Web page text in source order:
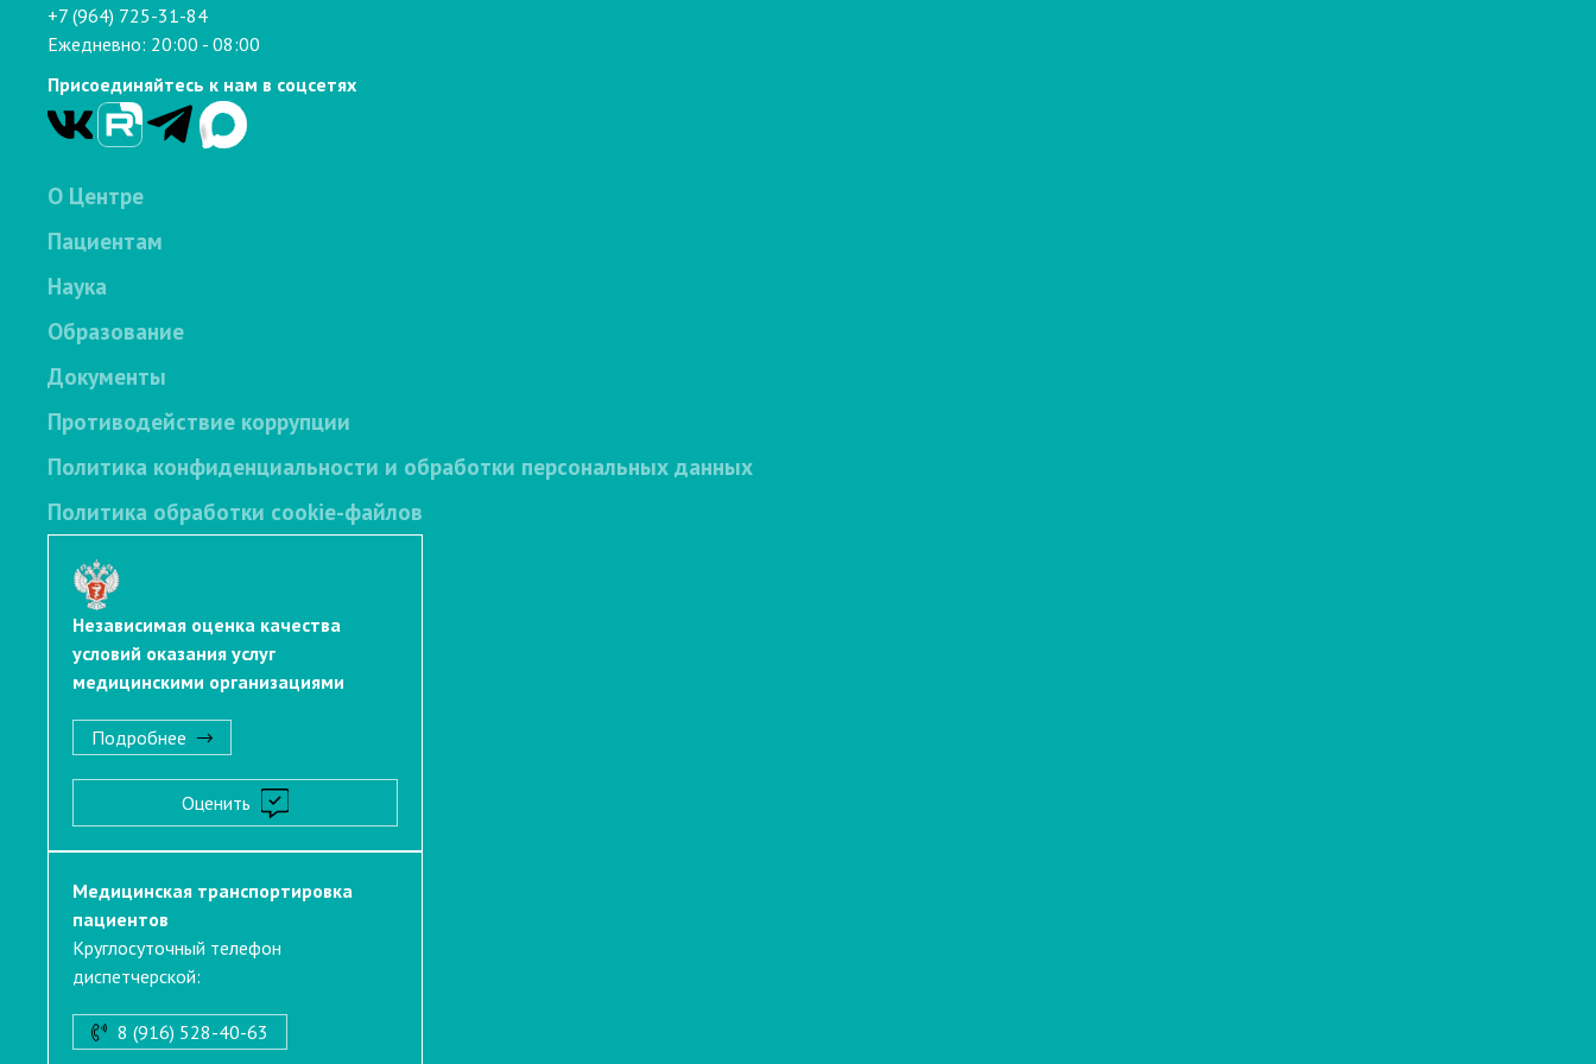
+7 (964) 725-31-84
Ежедневно: 20:00 - 08:00
Присоединяйтесь к нам в соцсетях
О Центре
Пациентам
Наука
Образование
Документы
Противодействие коррупции
Политика конфиденциальности и обработки персональных данных
Политика обработки cookie-файлов
Независимая оценка качества
условий оказания услуг
медицинскими организациями
Подробнее
Оценить
Медицинская транспортировка
пациентов
Круглосуточный телефон
диспетчерской:
8 (916) 528-40-63